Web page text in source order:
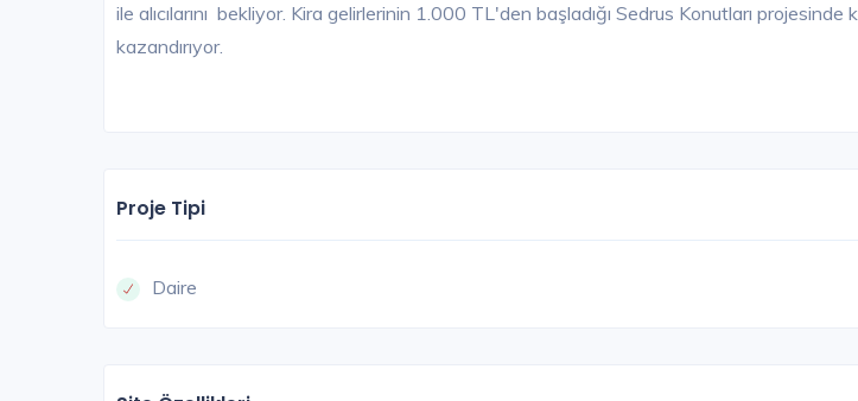
ile alıcılarını bekliyor. Kira gelirlerinin 1.000 TL'den başladığı Sedrus Konutları projesinde
kazandırıyor.
Proje Tipi
Daire